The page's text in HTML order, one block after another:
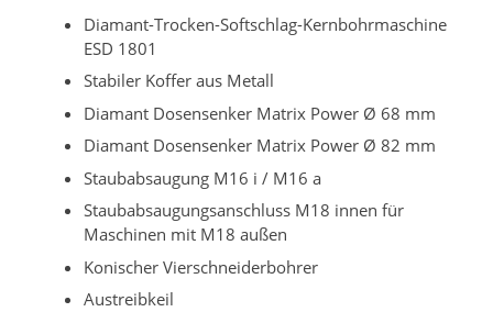
Diamant-Trocken-Softschlag-Kernbohrmaschine
ESD 1801
Stabiler Koffer aus Metall
Diamant Dosensenker Matrix Power Ø 68 mm
Diamant Dosensenker Matrix Power Ø 82 mm
Staubabsaugung M16 i / M16 a
Staubabsaugungsanschluss M18 innen für
Maschinen mit M18 außen
Konischer Vierschneiderbohrer
Austreibkeil